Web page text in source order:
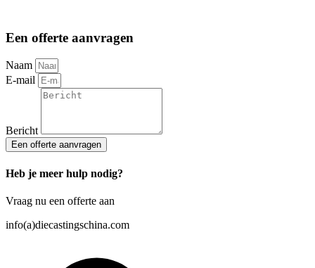
Een offerte aanvragen
Naam
E-mail
Bericht
Een offerte aanvragen
Heb je meer hulp nodig?
Vraag nu een offerte aan
info(a)diecastingschina.com